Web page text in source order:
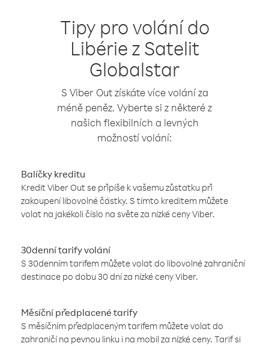
Tipy pro volání do
Libérie z Satelit
Globalstar
S Viber Out získáte více volání za
méně peněz. Vyberte si z některé z
našich flexibilních a levných
možností volání:
Balíčky kreditu
Kredit Viber Out se připíše k vašemu zůstatku při
zakoupení libovolné částky. S tímto kreditem můžete
volat na jakékoli číslo na světe za nízké ceny Viber.
30denní tarify volání
S 30denním tarifem můžete volat do libovolné zahraniční
destinace po dobu 30 dní za nízké ceny Viber.
Měsíční předplacené tarify
S měsíčním předplaceným tarifem můžete volat do
zahraničí na pevnou linku i na mobil za nízké ceny. Tarif si